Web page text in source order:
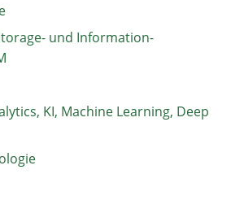
und Information-
KI, Machine Learning, Deep